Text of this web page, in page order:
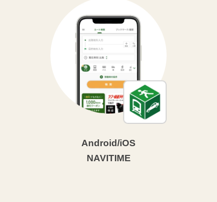
Android/iOS
NAVITIME